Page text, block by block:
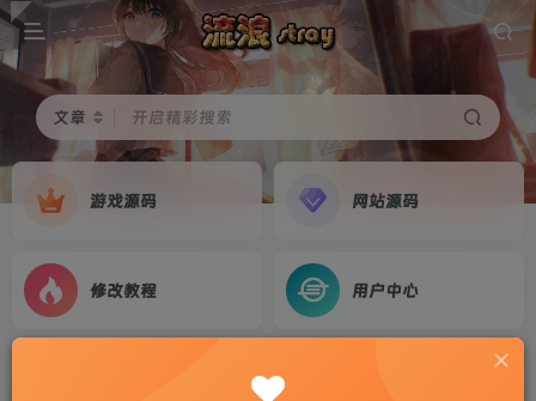
文章 开启精彩搜索
游戏源码 网站源码
修改教程 用户中心